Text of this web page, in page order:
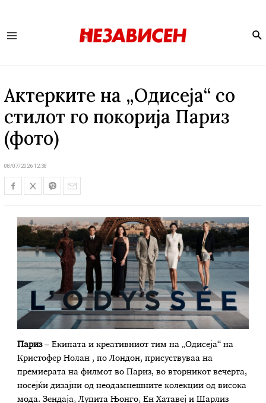
Актерките на „Одисеја“ со
стилот го покорија Париз
(фото)
08/07/2026 12:38
Париз– Eкипата и креативниот тим на „Одисеја“ на
Кристофер Нолан , по Лондон, присуствуваа на
премиерата на филмот во Париз, во вторникот вечерта,
носејќи дизајни од неодамнешните колекции од висока
мода. Зендаја, Лупита Њонго, Ен Хатавеј и Шарлиз